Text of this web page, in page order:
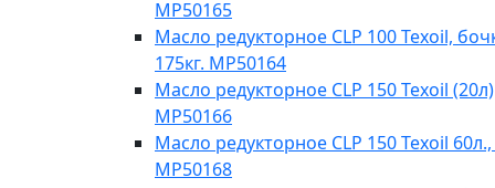
MP50165
Масло редукторное CLP 100 Texoil,
175кг. MP50164
Масло редукторное CLP 150 Texoil (20л)
MP50166
Масло редукторное CLP 150 Texoil
MP50168